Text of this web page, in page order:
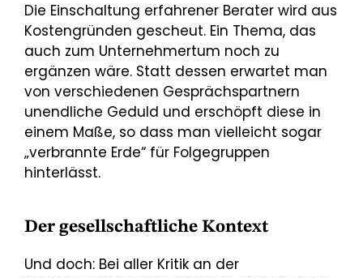
Die Einschaltung erfahrener Berater wird aus
Kostengründen gescheut. Ein Thema, das
auch zum Unternehmertum noch zu
ergänzen wäre. Statt dessen erwartet man
von verschiedenen Gesprächspartnern
unendliche Geduld und erschöpft diese in
einem Maße, so dass man vielleicht sogar
„verbrannte Erde“ für Folgegruppen
hinterlässt.
Der gesellschaftliche Kontext
Und doch: Bei aller Kritik an der